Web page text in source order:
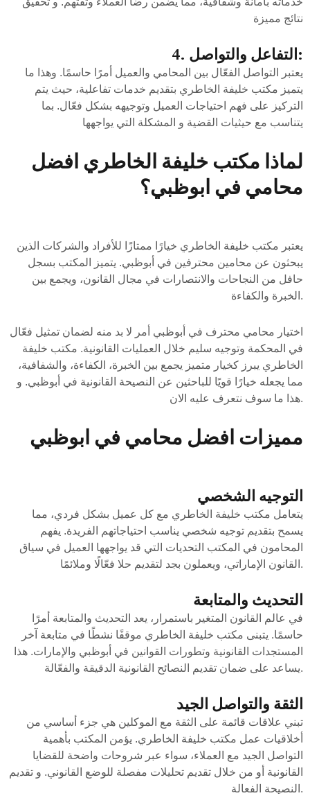
نتائج مميزة
4. التفاعل والتواصل:
يعتبر التواصل الفعّال بين المحامي والعميل أمرًا حاسمًا. وهذا ما
يتميز مكتب خليفة الخاطري بتقديم خدمات تفاعلية، حيث يتم
التركيز على فهم احتياجات العميل وتوجيهه بشكل فعّال. بما
يتناسب مع حيثيات القضية و المشكلة التي يواجهها
لماذا مكتب خليفة الخاطري افضل
محامي في ابوظبي؟
يعتبر مكتب خليفة الخاطري خيارًا ممتازًا للأفراد والشركات الذين
يبحثون عن محامين محترفين في أبوظبي. يتميز المكتب بسجل
حافل من النجاحات والانتصارات في مجال القانون، ويجمع بين
الخبرة والكفاءة.
اختيار محامي محترف في أبوظبي أمر لا بد منه لضمان تمثيل فعّال
في المحكمة وتوجيه سليم خلال العمليات القانونية. مكتب خليفة
الخاطري يبرز كخيار متميز يجمع بين الخبرة، الكفاءة، والشفافية،
مما يجعله خيارًا قويًا للباحثين عن النصيحة القانونية في أبوظبي. و
هذا ما سوف نتعرف عليه الان.
مميزات افضل محامي في ابوظبي
التوجيه الشخصي
يتعامل مكتب خليفة الخاطري مع كل عميل بشكل فردي، مما
يسمح بتقديم توجيه شخصي يناسب احتياجاتهم الفريدة. يفهم
المحامون في المكتب التحديات التي قد يواجهها العميل في سياق
القانون الإماراتي، ويعملون بجد لتقديم حلا فعّالًا وملائمًا.
التحديث والمتابعة
في عالم القانون المتغير باستمرار، يعد التحديث والمتابعة أمرًا
حاسمًا. يتبنى مكتب خليفة الخاطري موقفًا نشطًا في متابعة آخر
المستجدات القانونية وتطورات القوانين في أبوظبي والإمارات. هذا
يساعد على ضمان تقديم النصائح القانونية الدقيقة والفعّالة.
الثقة والتواصل الجيد
تبني علاقات قائمة على الثقة مع الموكلين هي جزء أساسي من
أخلاقيات عمل مكتب خليفة الخاطري. يؤمن المكتب بأهمية
التواصل الجيد مع العملاء، سواء عبر شروحات واضحة للقضايا
القانونية أو من خلال تقديم تحليلات مفصلة للوضع القانوني. و تقديم
النصيحة الفعالة.